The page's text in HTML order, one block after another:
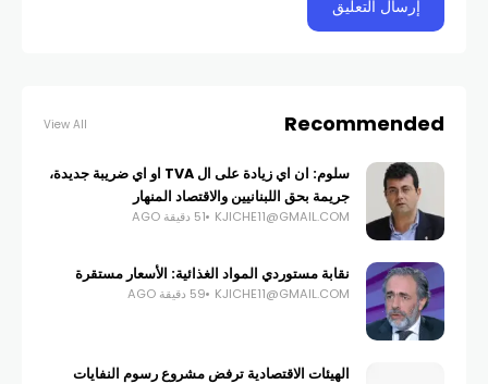
Recommended
View All
سلوم: ان اي زيادة على ال TVA او اي ضريبة جديدة،
جريمة بحق اللبنانيين والاقتصاد المنهار
KJICHE11@GMAIL.COM 51 دقيقة AGO
نقابة مستوردي المواد الغذائية: الأسعار مستقرة
KJICHE11@GMAIL.COM 59 دقيقة AGO
الهيئات الاقتصادية ترفض مشروع رسوم النفايات